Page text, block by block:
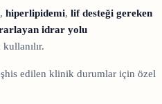
, hiperlipidemi, lif desteği gereken
idrar yolu
edilen klinik durumlar için özel